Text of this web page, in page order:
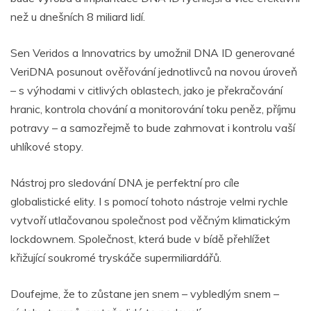
než u dnešních 8 miliard lidí.
Sen Veridos a Innovatrics by umožnil DNA ID generované
VeriDNA posunout ověřování jednotlivců na novou úroveň
– s výhodami v citlivých oblastech, jako je překračování
hranic, kontrola chování a monitorování toku peněz, příjmu
potravy – a samozřejmě to bude zahrnovat i kontrolu vaší
uhlíkové stopy.
Nástroj pro sledování DNA je perfektní pro cíle
globalistické elity. I s pomocí tohoto nástroje velmi rychle
vytvoří utlačovanou společnost pod věčným klimatickým
lockdownem. Společnost, která bude v bídě přehlížet
křižující soukromé tryskáče supermiliardářů.
Doufejme, že to zůstane jen snem – vybledlým snem –